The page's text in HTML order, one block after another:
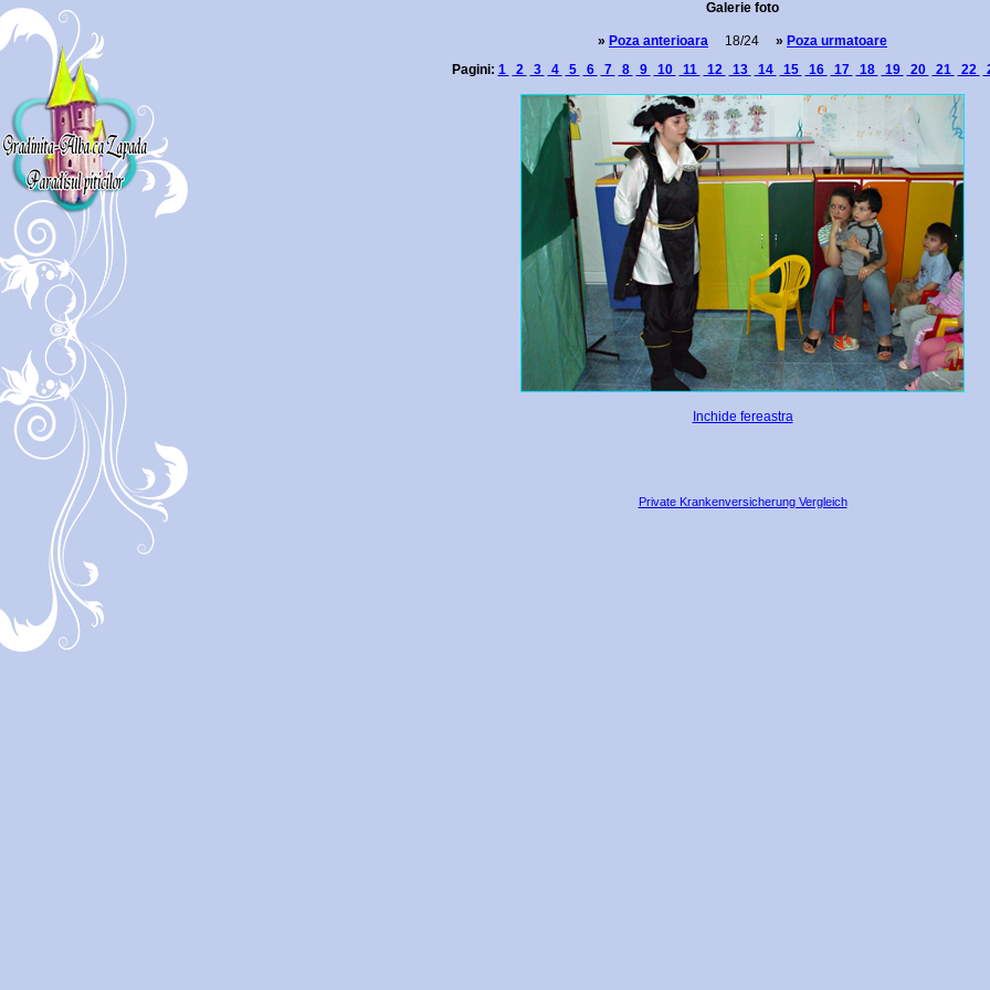
Galerie foto
» Poza anterioara 18/24 » Poza urmatoare
Pagini: 1 2 3 4 5 6 7 8 9 10 11 12 13 14 15 16 17 18 19 20 21 22
Inchide fereastra
Private Krankenversicherung Vergleich